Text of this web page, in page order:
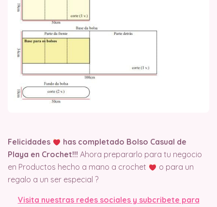
Felicidades
has completado Bolso Casual de
Playa en Crochet!!! Ahora prepararlo para tu negocio
en Productos hecho a mano a crochet
o para un
regalo a un ser especial ?
Visita nuestras redes sociales y subcribete para